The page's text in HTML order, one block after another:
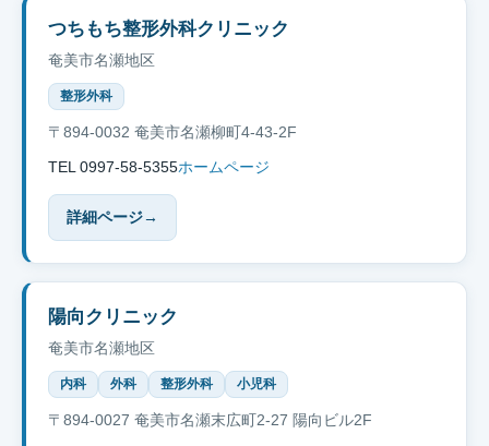
つちもち整形外科クリニック
奄美市名瀬地区
整形外科
〒894-0032 奄美市名瀬柳町4-43-2F
TEL 0997-58-5355ホームページ
詳細ページ→
陽向クリニック
奄美市名瀬地区
内科 外科 整形外科 小児科
〒894-0027 奄美市名瀬末広町2-27 陽向ビル2F